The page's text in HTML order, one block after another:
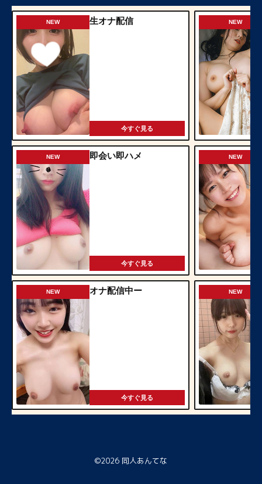
NEW 生オナ配信
今すぐ見る
NEW 即会い即ハメ
今すぐ見る
NEW オナ配信中ー
今すぐ見る
NEW
NEW
NEW
©2026 同人あんてな